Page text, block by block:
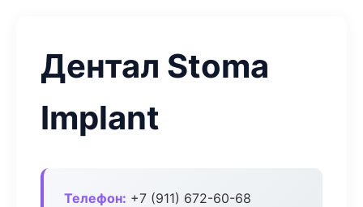
Дентал Stoma
Implant
Телефон: +7 (911) 672-60-68